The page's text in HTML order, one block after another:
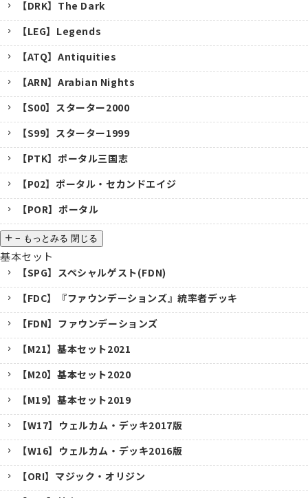
【DRK】The Dark
【LEG】Legends
【ATQ】Antiquities
【ARN】Arabian Nights
【S00】スターター2000
【S99】スターター1999
【PTK】ポータル三国志
【P02】ポータル・セカンドエイジ
【POR】ポータル
− もっとみる 閉じる
基本セット
【SPG】スペシャルゲスト(FDN)
【FDC】『ファウンデーションズ』統率者デッキ
【FDN】ファウンデーションズ
【M21】基本セット2021
【M20】基本セット2020
【M19】基本セット2019
【W17】ウェルカム・デッキ2017版
【W16】ウェルカム・デッキ2016版
【ORI】マジック・オリジン